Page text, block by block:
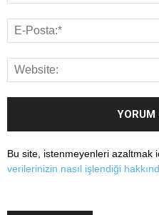
Bu site, istenmeyenleri azaltmak
verilerinizin nasıl işlendiği